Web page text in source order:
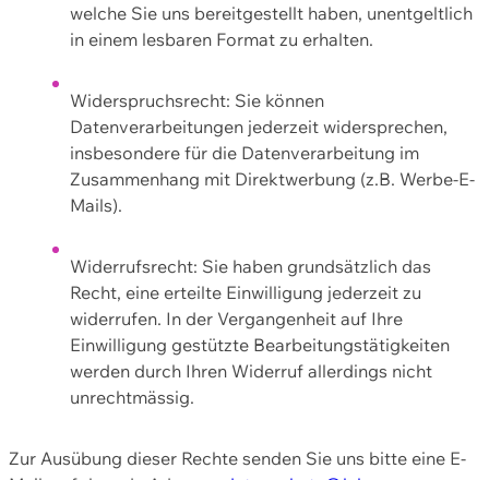
welche Sie uns bereitgestellt haben, unentgeltlich
in einem lesbaren Format zu erhalten.
Widerspruchsrecht: Sie können
Datenverarbeitungen jederzeit widersprechen,
insbesondere für die Datenverarbeitung im
Zusammenhang mit Direktwerbung (z.B. Werbe-E-
Mails).
Widerrufsrecht: Sie haben grundsätzlich das
Recht, eine erteilte Einwilligung jederzeit zu
widerrufen. In der Vergangenheit auf Ihre
Einwilligung gestützte Bearbeitungstätigkeiten
werden durch Ihren Widerruf allerdings nicht
unrechtmässig.
Zur Ausübung dieser Rechte senden Sie uns bitte eine E-